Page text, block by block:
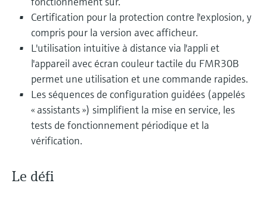
Certification pour la protection contre l'explosion, y
compris pour la version avec afficheur.
L'utilisation intuitive à distance via l'appli et
l'appareil avec écran couleur tactile du FMR30B
permet une utilisation et une commande rapides.
Les séquences de configuration guidées (appelés
« assistants ») simplifient la mise en service, les
tests de fonctionnement périodique et la
vérification.
Le défi